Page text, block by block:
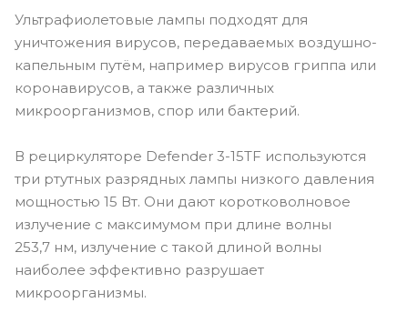
Ультрафиолетовые лампы подходят для
уничтожения вирусов, передаваемых воздушно-
капельным путём, например вирусов гриппа или
коронавирусов, а также различных
микроорганизмов, спор или бактерий.
В рециркуляторе Defender 3-15TF используются
три ртутных разрядных лампы низкого давления
мощностью 15 Вт. Они дают коротковолновое
излучение с максимумом при длине волны
253,7 нм, излучение с такой длиной волны
наиболее эффективно разрушает
микроорганизмы.